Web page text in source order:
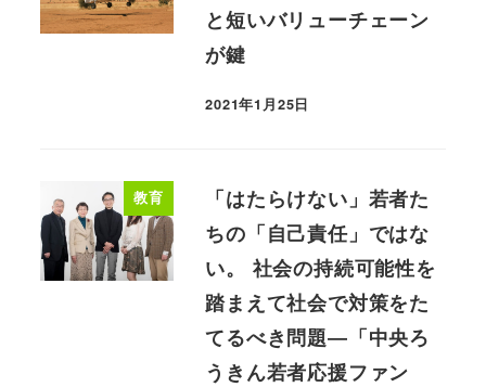
と短いバリューチェーン
が鍵
2021年1月25日
教育
「はたらけない」若者た
ちの「自己責任」ではな
い。 社会の持続可能性を
踏まえて社会で対策をた
てるべき問題―「中央ろ
うきん若者応援ファン